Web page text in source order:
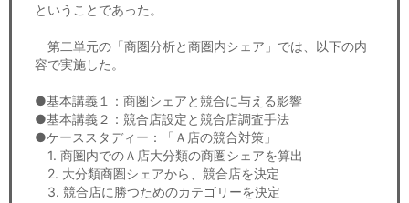
ということであった。
第二単元の「商圏分析と商圏内シェア」では、以下の内
容で実施した。
●基本講義１：商圏シェアと競合に与える影響
●基本講義２：競合店設定と競合店調査手法
●ケーススタディー：「Ａ店の競合対策」
1. 商圏内でのＡ店大分類の商圏シェアを算出
2. 大分類商圏シェアから、競合店を決定
3. 競合店に勝つためのカテゴリーを決定